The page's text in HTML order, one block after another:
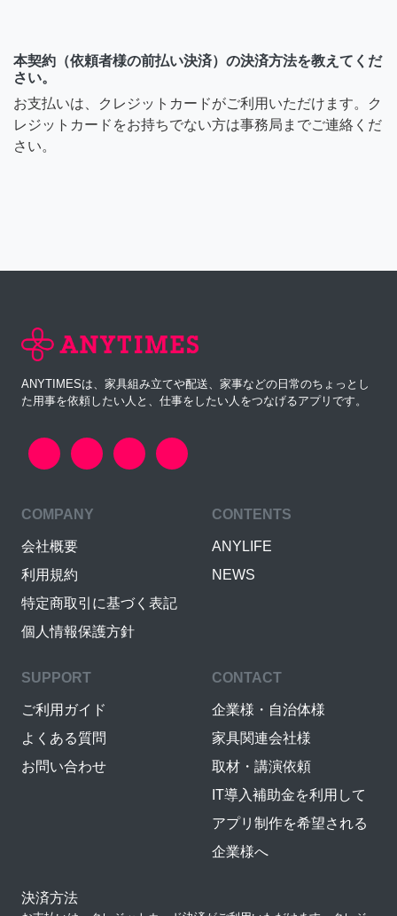
本契約（依頼者様の前払い決済）の決済方法を教えてくだ
さい。
お支払いは、クレジットカードがご利用いただけます。ク
レジットカードをお持ちでない方は事務局までご連絡くだ
さい。
ANYTIMESは、家具組み立てや配送、家事などの日常のちょっとし
た用事を依頼したい人と、仕事をしたい人をつなげるアプリです。
COMPANY
会社概要
利用規約
特定商取引に基づく表記
個人情報保護方針
CONTENTS
ANYLIFE
NEWS
SUPPORT
ご利用ガイド
よくある質問
お問い合わせ
CONTACT
企業様・自治体様
家具関連会社様
取材・講演依頼
IT導入補助金を利用して
アプリ制作を希望される
企業様へ
決済方法